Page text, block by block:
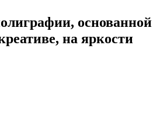
основанной
на яркости